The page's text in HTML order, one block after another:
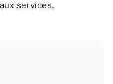
services.